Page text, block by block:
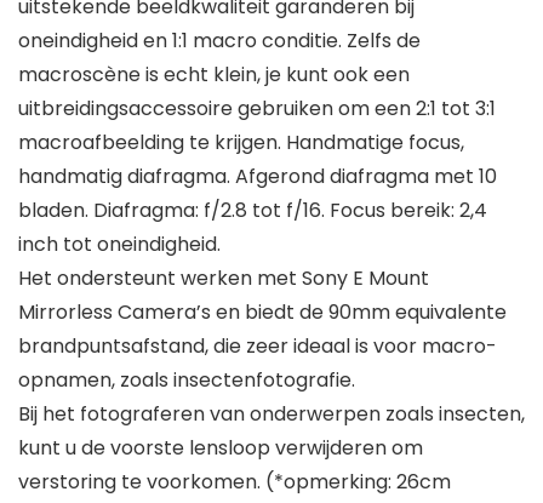
uitstekende beeldkwaliteit garanderen bij
oneindigheid en 1:1 macro conditie. Zelfs de
macroscène is echt klein, je kunt ook een
uitbreidingsaccessoire gebruiken om een 2:1 tot 3:1
macroafbeelding te krijgen. Handmatige focus,
handmatig diafragma. Afgerond diafragma met 10
bladen. Diafragma: f/2.8 tot f/16. Focus bereik: 2,4
inch tot oneindigheid.
Het ondersteunt werken met Sony E Mount
Mirrorless Camera’s en biedt de 90mm equivalente
brandpuntsafstand, die zeer ideaal is voor macro-
opnamen, zoals insectenfotografie.
Bij het fotograferen van onderwerpen zoals insecten,
kunt u de voorste lensloop verwijderen om
verstoring te voorkomen. (*opmerking: 26cm